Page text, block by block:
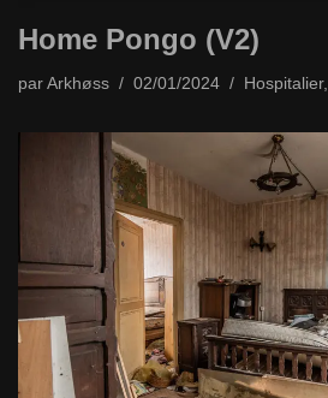
Home Pongo (V2)
par Arkhøss 02/01/2024 Hospitalier,